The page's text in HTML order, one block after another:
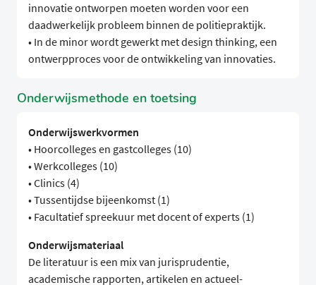
innovatie ontworpen moeten worden voor een
daadwerkelijk probleem binnen de politiepraktijk.
• In de minor wordt gewerkt met design thinking, een
ontwerpproces voor de ontwikkeling van innovaties.
Onderwijsmethode en toetsing
Onderwijswerkvormen
• Hoorcolleges en gastcolleges (10)
• Werkcolleges (10)
• Clinics (4)
• Tussentijdse bijeenkomst (1)
• Facultatief spreekuur met docent of experts (1)
Onderwijsmateriaal
De literatuur is een mix van jurisprudentie,
academische rapporten, artikelen en actueel-